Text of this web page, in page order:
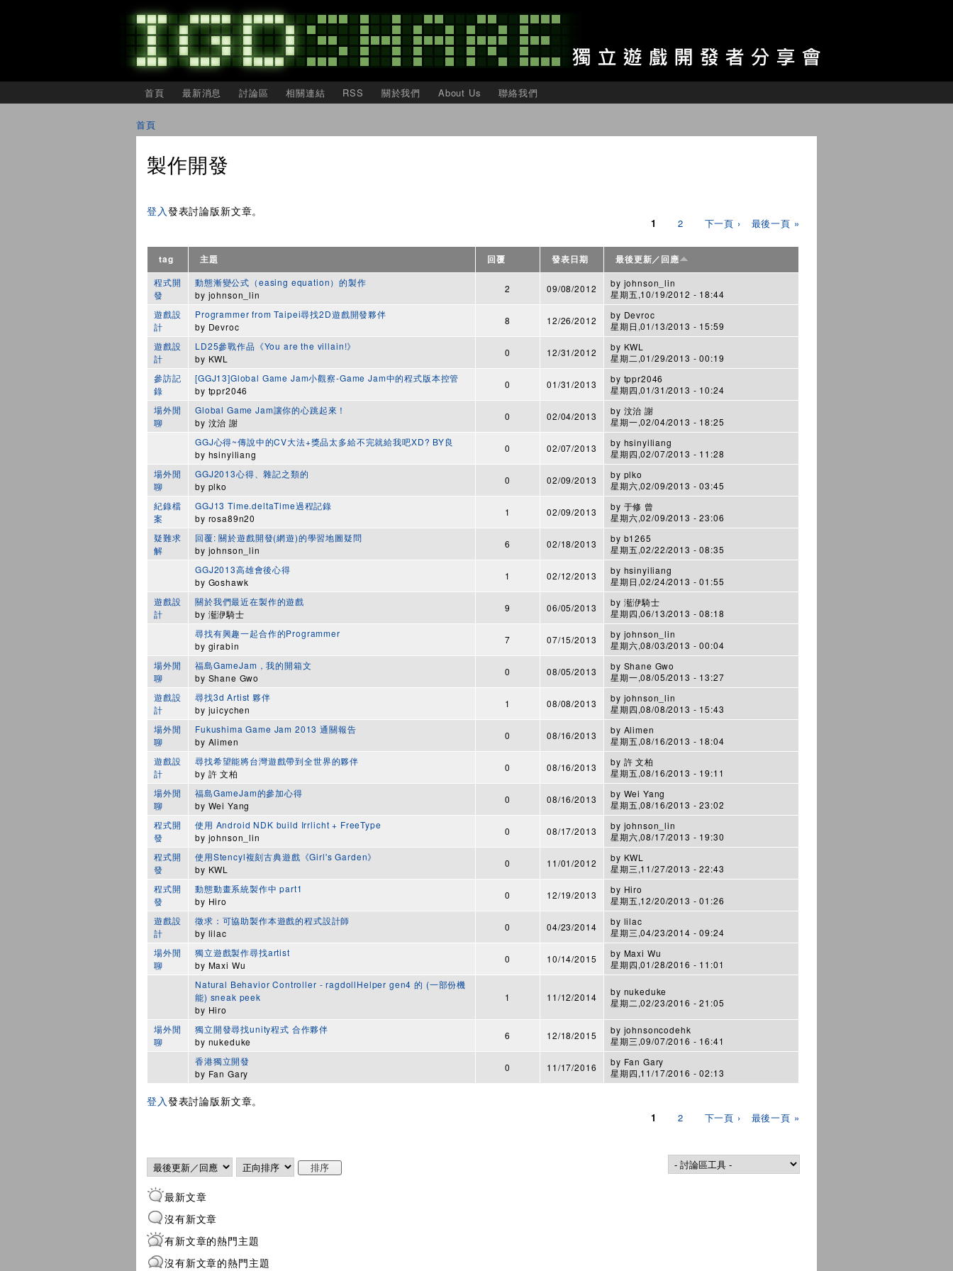
至
主
容
IGDSHARE
首頁 最新消息 討論區 相關連結 RSS 關於我們 About Us 聯絡我們
首頁
製作開發
登入 發表討論版新文章。
1 2 下一頁 › 最後一頁 »
tag 主題 回覆 發表日期
最後更新／回應
程式開
發
動態漸變公式（easing equation）的製作
by johnson_lin
2 09/08/2012 by johnson_lin
星期五,10/19/2012 - 18:44
遊戲設
計
Programmer from Taipei尋找2D遊戲開發夥伴
by Devroc
8 12/26/2012 by Devroc
星期日,01/13/2013 - 15:59
遊戲設
計
LD25參戰作品《You are the villain!》
by KWL
0 12/31/2012 by KWL
星期二,01/29/2013 - 00:19
參訪記
錄
[GGJ13]Global Game Jam小觀察-Game Jam中的程式版本控管
by tppr2046
0 01/31/2013 by tppr2046
星期四,01/31/2013 - 10:24
場外閒
聊
Global Game Jam讓你的心跳起來！
by 汶治 謝
0 02/04/2013 by 汶治 謝
星期一,02/04/2013 - 18:25
GGJ心得~傳說中的CV大法+獎品太多給不完就給我吧XD? BY良
by hsinyiliang
0 02/07/2013 by hsinyiliang
星期四,02/07/2013 - 11:28
場外閒
聊
GGJ2013心得、雜記之類的
by plko
0 02/09/2013 by plko
星期六,02/09/2013 - 03:45
紀錄檔
案
GGJ13 Time.deltaTime過程記錄
by rosa89n20
1 02/09/2013 by 于修 曾
星期六,02/09/2013 - 23:06
疑難求
解
回覆: 關於遊戲開發(網遊)的學習地圖疑問
by johnson_lin
6 02/18/2013 by b1265
星期五,02/22/2013 - 08:35
GGJ2013高雄會後心得
by Goshawk
1 02/12/2013 by hsinyiliang
星期日,02/24/2013 - 01:55
遊戲設
計
關於我們最近在製作的遊戲
by 灆洢騎士
9 06/05/2013 by 灆洢騎士
星期四,06/13/2013 - 08:18
尋找有興趣一起合作的Programmer
by girabin
7 07/15/2013 by johnson_lin
星期六,08/03/2013 - 00:04
場外閒
聊
福島GameJam，我的開箱文
by Shane Gwo
0 08/05/2013 by Shane Gwo
星期一,08/05/2013 - 13:27
遊戲設
計
尋找3d Artist 夥伴
by juicychen
1 08/08/2013 by johnson_lin
星期四,08/08/2013 - 15:43
場外閒
聊
Fukushima Game Jam 2013 通關報告
by Alimen
0 08/16/2013 by Alimen
星期五,08/16/2013 - 18:04
遊戲設
計
尋找希望能將台灣遊戲帶到全世界的夥伴
by 許 文柏
0 08/16/2013 by 許 文柏
星期五,08/16/2013 - 19:11
場外閒
聊
福島GameJam的參加心得
by Wei Yang
0 08/16/2013 by Wei Yang
星期五,08/16/2013 - 23:02
程式開
發
使用 Android NDK build Irrlicht + FreeType
by johnson_lin
0 08/17/2013 by johnson_lin
星期六,08/17/2013 - 19:30
程式開
發
使用Stencyl複刻古典遊戲《Girl's Garden》
by KWL
0 11/01/2012 by KWL
星期三,11/27/2013 - 22:43
程式開
發
動態動畫系統製作中 part1
by Hiro
0 12/19/2013 by Hiro
星期五,12/20/2013 - 01:26
遊戲設
計
徵求：可協助製作本遊戲的程式設計師
by lilac
0 04/23/2014 by lilac
星期三,04/23/2014 - 09:24
場外閒
聊
獨立遊戲製作尋找artist
by Maxi Wu
0 10/14/2015 by Maxi Wu
星期四,01/28/2016 - 11:01
Natural Behavior Controller - ragdollHelper gen4 的 (一部份機
能) sneak peek
by Hiro
1 11/12/2014 by nukeduke
星期二,02/23/2016 - 21:05
場外閒
聊
獨立開發尋找unity程式 合作夥伴
by nukeduke
6 12/18/2015 by johnsoncodehk
星期三,09/07/2016 - 16:41
香港獨立開發
by Fan Gary
0 11/17/2016 by Fan Gary
星期四,11/17/2016 - 02:13
登入 發表討論版新文章。
頁面
1 2 下一頁 › 最後一頁 »
Order by
排序
最新文章
沒有新文章
有新文章的熱門主題
沒有新文章的熱門主題